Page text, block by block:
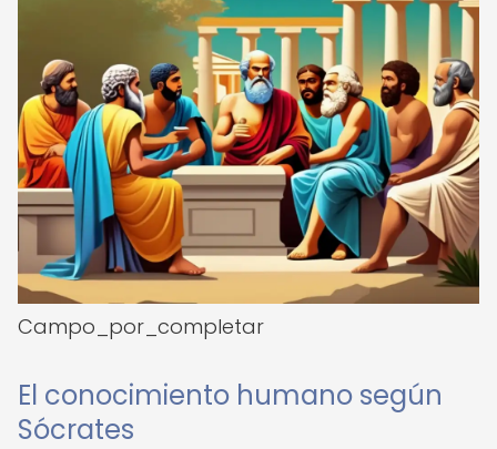
Campo_por_completar
El conocimiento humano según
Sócrates